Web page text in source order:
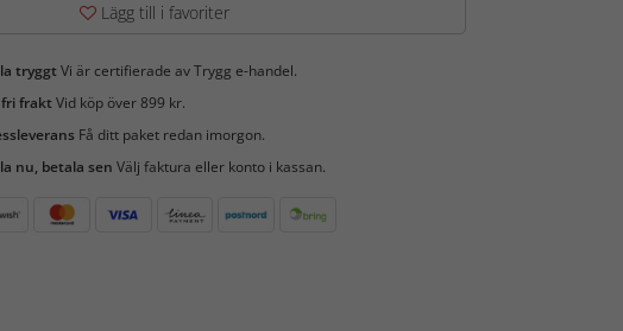
Lägg till i favoriter
tryggtVi är certifierade av Trygg e-handel.
fraktVid köp över 899 kr.
Få ditt paket redan imorgon.
nu, betala sen Välj faktura eller konto i kassan.